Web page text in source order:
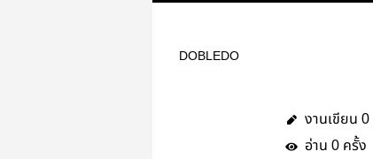
DOBLEDO
งานเขียน 0
อ่าน 0 ครั้ง